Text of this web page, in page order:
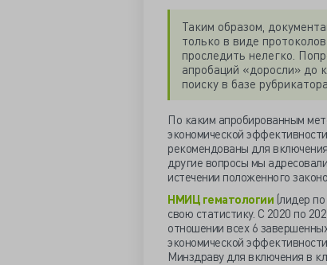
Таким образом,
только в виде
проследить нелегко.
апробаций «доросли» до
поиску в базе
По каким апробированным
экономической
рекомендованы для
другие вопросы мы
истечении положенного
НМИЦ гематологии (лидер
свою статистику. С 2020 по
отношении всех 6
экономической
Минздраву для включения в